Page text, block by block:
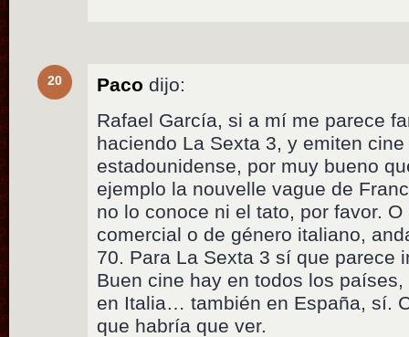
20 Paco dijo:
Rafael García, si a mí me parece
haciendo La Sexta 3, y emiten
estadounidense, por muy bueno
ejemplo la nouvelle vague de
no lo conoce ni el tato, por favor.
comercial o de género italiano,
70. Para La Sexta 3 sí que parece
Buen cine hay en todos los
en Italia… también en España, sí.
que habría que ver.